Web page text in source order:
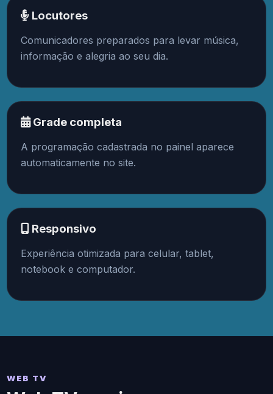
Locutores
Comunicadores preparados para levar música,
informação e alegria ao seu dia.
Grade completa
A programação cadastrada no painel aparece
automaticamente no site.
Responsivo
Experiência otimizada para celular, tablet,
notebook e computador.
WEB TV